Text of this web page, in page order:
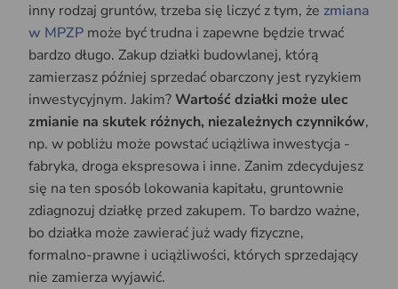
inny rodzaj gruntów, trzeba się liczyć z tym, że zmiana
w MPZP może być trudna i zapewne będzie trwać
bardzo długo. Zakup działki budowlanej, którą
zamierzasz później sprzedać obarczony jest ryzykiem
inwestycyjnym. Jakim?Wartość działki może ulec
zmianie na skutek różnych, niezależnych czynników,
np. w pobliżu może powstać uciążliwa inwestycja -
fabryka, droga ekspresowa i inne. Zanim zdecydujesz
się na ten sposób lokowania kapitału, gruntownie
zdiagnozuj działkę przed zakupem. To bardzo ważne,
bo działka może zawierać już wady fizyczne,
formalno-prawne i uciążliwości, których sprzedający
nie zamierza wyjawić.